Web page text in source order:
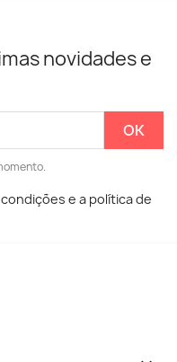
novidades e
e a política de